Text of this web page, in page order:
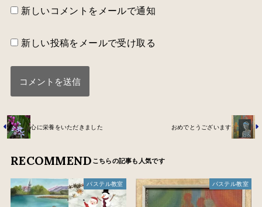
新しいコメントをメールで通知
新しい投稿をメールで受け取る
心に栄養をいただきました おめでとうございます
RECOMMEND
パステル教室 パステル教室